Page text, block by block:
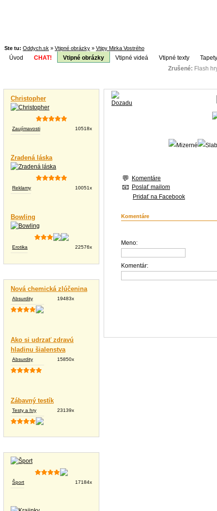
Ste tu: Oddych.sk » Vtipné obrázky » Vtipy Mirka Vostrého
Úvod CHAT! Vtipné obrázky Vtipné videá Vtipné texty
Zrušené: Flash
Christopher
Zaujímavosti 10518x
Zradená láska
Reklamy 10051x
Bowling
Erotika 22576x
Nová chemická zlúčenina
Absurdity 19483x
Ako si udrzať zdravú
hladinu šialenstva
Absurdity 15850x
Zábavný testík
Testy a hry 23139x
Šport 17184x
Komentáre
Poslať mailom
Pridať na Facebook
Komentáre
Meno:
Komentár: